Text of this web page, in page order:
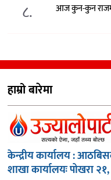
८. आज कुन-कुन
हाम्रो बारेमा
केन्द्रीय कार्यालय :
शाखा कार्यालयः पोखरा